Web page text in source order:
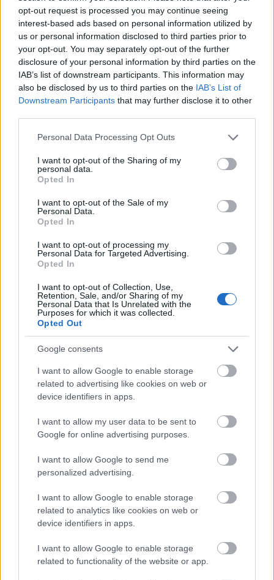
opt-out request is processed you may continue seeing
interest-based ads based on personal information utilized by
us or personal information disclosed to third parties prior to
your opt-out. You may separately opt-out of the further
disclosure of your personal information by third parties on the
IAB’s list of downstream participants. This information may
also be disclosed by us to third parties on the IAB’s List of
Downstream Participants that may further disclose it to other
Please note that this website/app uses one or more Google
not limited to your visit or usage behaviour. You may click to
grant or deny consent to Google and its third-party tags to
use your data for below specified purposes in below Google
consent section.
Personal Data Processing Opt Outs
I want to opt-out of the Sharing of my
personal data.
Opted In
I want to opt-out of the Sale of my
Personal Data.
Opted In
I want to opt-out of processing my
Personal Data for Targeted Advertising.
Opted In
I want to opt-out of Collection, Use,
Retention, Sale, and/or Sharing of my
Personal Data that Is Unrelated with the
Purposes for which it was collected.
Opted Out
Google consents
I want to allow Google to enable storage
related to advertising like cookies on web or
device identifiers in apps.
I want to allow my user data to be sent to
Google for online advertising purposes.
I want to allow Google to send me
personalized advertising.
I want to allow Google to enable storage
related to analytics like cookies on web or
device identifiers in apps.
I want to allow Google to enable storage
related to functionality of the website or app.
Élelem: Annyi patriotizmus lehet bennünk, hogy
a pékség- és gyorsétkezde franchise-ok támogatása
helyett, a szabolcsi almatermelőkön segítünk. Egy-
két alma mindig jól jön éhségűzőnek, legalább nem
2-3 forintért kell leadniuk a gazdáknak lé-almának.
Mielőtt közeledik a baj, vegyél nagy levegőt! Mit
tartok bajok forrásának? Olyan járművet, amiről
messziről látszik, hogy kenőpénzzel kapott
zöldkártyát. A BKV régi buszait. Mielőtt leszállnál:
nagy levegő, és ha elhagytad a buszt messzebbre,
akkor kifúj, majd beszív. Ha normálisan veszel
levegőt, akkor tele megy a tüdőd mérgező gázokkal,
amik felfelé áramlanak a függőleges busztest
oldalán.
Jó, ha van nálad filc és festékspray: a plakátok
feltörése (hacking) egyre elfogadottabb, a tér többé
nem megvásárolt felületek
kollázsa, hanem a köz tulajdona.
jótevő mondatod, saját környezetvédelmi honlapod
címének matricája: Ragassz! Inkább, mint még egy